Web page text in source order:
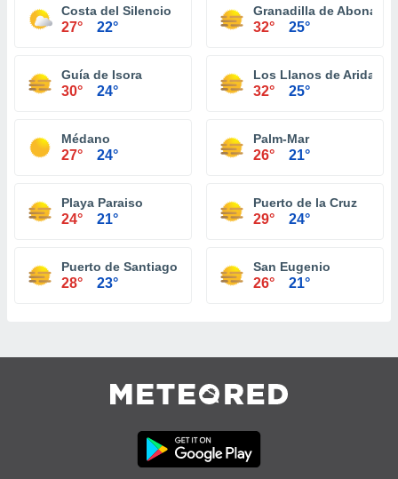
Costa del Silencio
27° 22°
Granadilla de Abona
32° 25°
Guía de Isora
30° 24°
Los Llanos de Aridane
32° 25°
Médano
27° 24°
Palm-Mar
26° 21°
Playa Paraiso
24° 21°
Puerto de la Cruz
29° 24°
Puerto de Santiago
28° 23°
San Eugenio
26° 21°